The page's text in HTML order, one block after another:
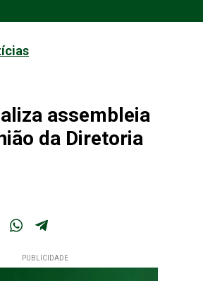
assembleia
da Diretoria
PUBLICIDADE